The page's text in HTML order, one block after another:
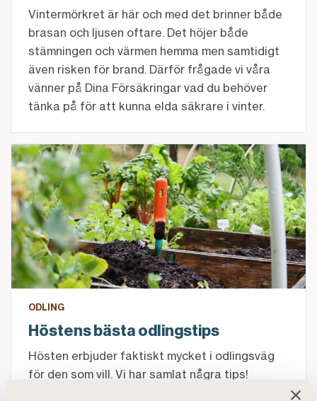
Vintermörkret är här och med det brinner både
brasan och ljusen oftare. Det höjer både
stämningen och värmen hemma men samtidigt
även risken för brand. Därför frågade vi våra
vänner på Dina Försäkringar vad du behöver
tänka på för att kunna elda säkrare i vinter.
Höstens bästa odlingstips
ODLING
Höstens bästa odlingstips
Hösten erbjuder faktiskt mycket i odlingsväg
för den som vill. Vi har samlat några tips!